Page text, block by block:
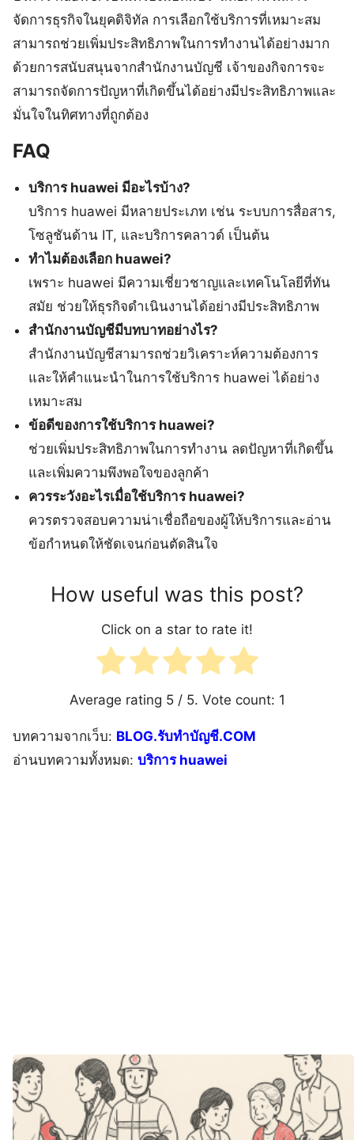
จัดการธุรกิจในยุคดิจิทัล การเลือกใช้บริการที่เหมาะสม
สามารถช่วยเพิ่มประสิทธิภาพในการทำงานได้อย่างมาก
ด้วยการสนับสนุนจากสำนักงานบัญชี เจ้าของกิจการจะ
สามารถจัดการปัญหาที่เกิดขึ้นได้อย่างมีประสิทธิภาพและ
มั่นใจในทิศทางที่ถูกต้อง
FAQ
บริการ huawei มีอะไรบ้าง?
บริการ huawei มีหลายประเภท เช่น ระบบการสื่อสาร,
โซลูชันด้าน IT, และบริการคลาวด์ เป็นต้น
ทำไมต้องเลือก huawei?
เพราะ huawei มีความเชี่ยวชาญและเทคโนโลยีที่ทัน
สมัย ช่วยให้ธุรกิจดำเนินงานได้อย่างมีประสิทธิภาพ
สำนักงานบัญชีมีบทบาทอย่างไร?
สำนักงานบัญชีสามารถช่วยวิเคราะห์ความต้องการ
และให้คำแนะนำในการใช้บริการ huawei ได้อย่าง
เหมาะสม
ข้อดีของการใช้บริการ huawei?
ช่วยเพิ่มประสิทธิภาพในการทำงาน ลดปัญหาที่เกิดขึ้น
และเพิ่มความพึงพอใจของลูกค้า
ควรระวังอะไรเมื่อใช้บริการ huawei?
ควรตรวจสอบความน่าเชื่อถือของผู้ให้บริการและอ่าน
ข้อกำหนดให้ชัดเจนก่อนตัดสินใจ
How useful was this post?
Click on a star to rate it!
Average rating 5/ 5. Vote count: 1
บทความจากเว็บ: BLOG.รับทำบัญชี.COM
อ่านบทความทั้งหมด: บริการ huawei